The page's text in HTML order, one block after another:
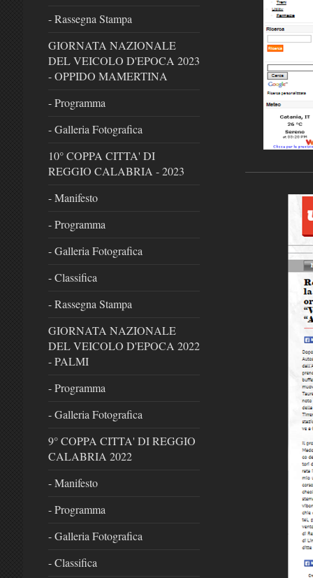
- Rassegna Stampa
GIORNATA NAZIONALE
DEL VEICOLO D'EPOCA 2023
- OPPIDO MAMERTINA
- Programma
- Galleria Fotografica
10° COPPA CITTA' DI
REGGIO CALABRIA - 2023
- Manifesto
- Programma
- Galleria Fotografica
- Classifica
- Rassegna Stampa
GIORNATA NAZIONALE
DEL VEICOLO D'EPOCA 2022
- PALMI
- Programma
- Galleria Fotografica
9° COPPA CITTA' DI REGGIO
CALABRIA 2022
- Manifesto
- Programma
- Galleria Fotografica
- Classifica